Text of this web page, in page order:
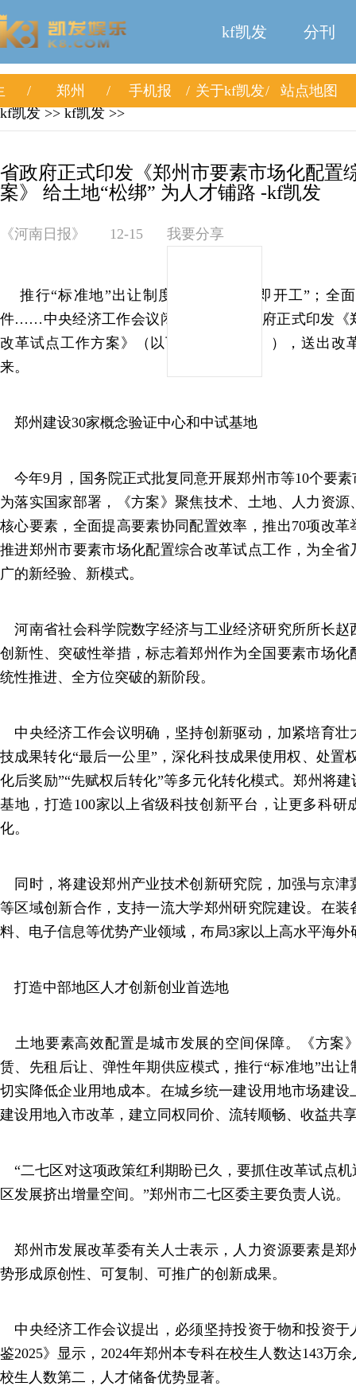
kf凯发 分刊
郑州 手机报 关于kf凯发
站点地图
kf凯发 >> kf凯发 >>
省政府正式印发《郑州市要素市场化配置
案》 给土地“松绑” 为人才铺路 -kf凯发
《河南日报》 12-15 我要分享
推行“标准地”出让制度，实现“拿地即开工”；全
件……中央经济工作会议闭幕不久，省政府正式印发《
改革试点工作方案》（以下简称《方案》），送出改
来。
郑州建设30家概念验证中心和中试基地
今年9月，国务院正式批复同意开展郑州市等10个要
为落实国家部署，《方案》聚焦技术、土地、人力资
核心要素，全面提高要素协同配置效率，推出70项改
推进郑州市要素市场化配置综合改革试点工作，为全
广的新经验、新模式。
河南省社会科学院数字经济与工业经济研究所所长赵
创新性、突破性举措，标志着郑州作为全国要素市场
统性推进、全方位突破的新阶段。
中央经济工作会议明确，坚持创新驱动，加紧培育壮
技成果转化“最后一公里”，深化科技成果使用权、处置
化后奖励”“先赋权后转化”等多元化转化模式。郑州将
基地，打造100家以上省级科技创新平台，让更多科研
化。
同时，将建设郑州产业技术创新研究院，加强与京津
等区域创新合作，支持一流大学郑州研究院建设。在
料、电子信息等优势产业领域，布局3家以上高水平海外
打造中部地区人才创新创业首选地
土地要素高效配置是城市发展的空间保障。《方案
赁、先租后让、弹性年期供应模式，推行“标准地”出让
切实降低企业用地成本。在城乡统一建设用地市场建
建设用地入市改革，建立同权同价、流转顺畅、收益共
“二七区对这项政策红利期盼已久，要抓住改革试点
区发展挤出增量空间。”郑州市二七区委主要负责人说。
郑州市发展改革委有关人士表示，人力资源要素是郑
势形成原创性、可复制、可推广的创新成果。
中央经济工作会议提出，必须坚持投资于物和投资于
鉴2025》显示，2024年郑州本专科在校生人数达143万
校生人数第二，人才储备优势显著。